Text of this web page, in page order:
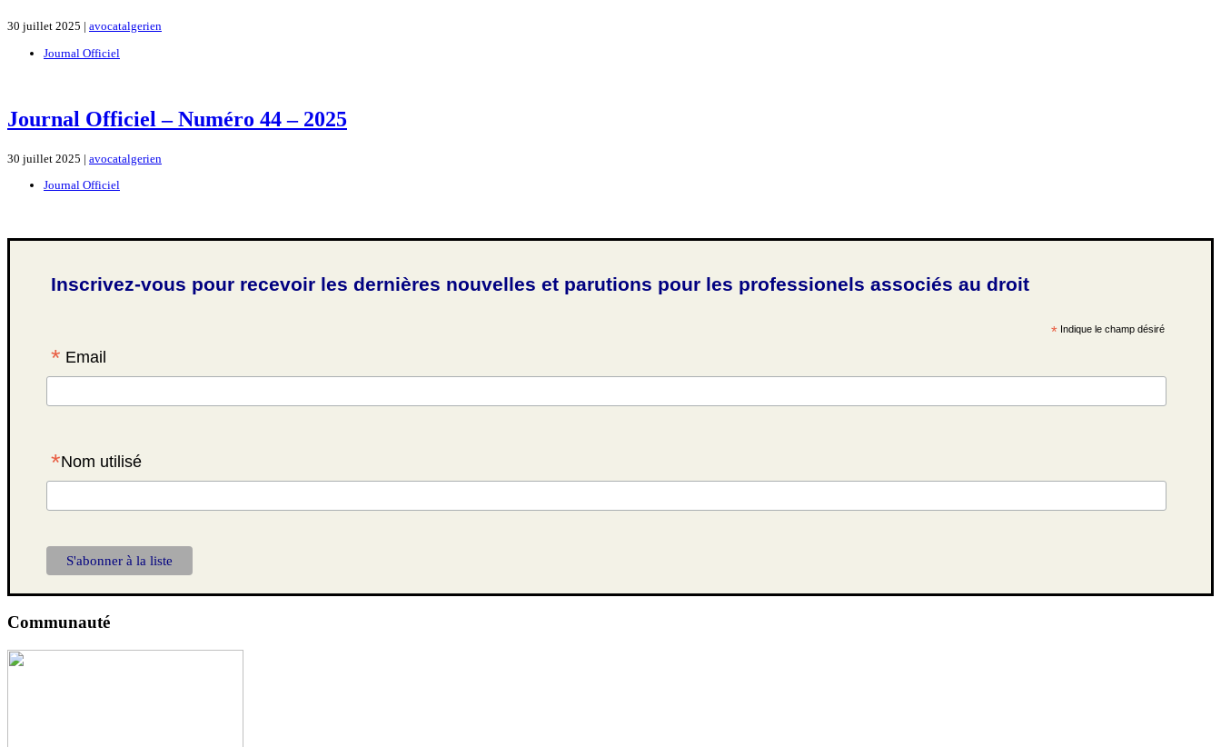
30 juillet 2025 | avocatalgerien
Journal Officiel
Journal Officiel – Numéro 44 – 2025
30 juillet 2025 | avocatalgerien
Journal Officiel
Inscrivez-vous pour recevoir les dernières nouvelles et parutions pour les professionels associés au droit
*Indique le champ désiré
* Email
*Nom utilisé
Communauté